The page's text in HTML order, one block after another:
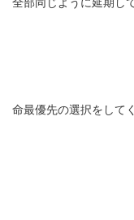
命最優先の選択をして